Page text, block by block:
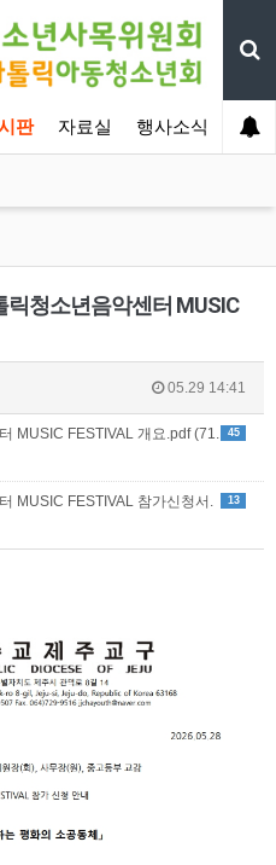
판 자료실 행사소식
청소년음악센터 MUSIC
05.29 14:41
45
MUSIC FESTIVAL 개요.pdf (71.
13
MUSIC FESTIVAL 참가신청서.